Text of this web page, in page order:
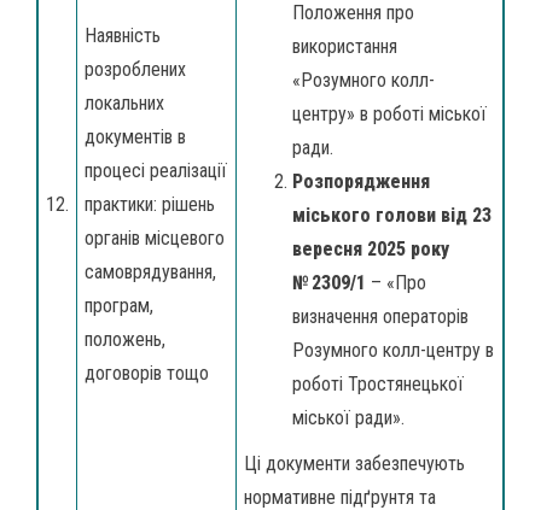
12.
Наявність
розроблених
локальних
документів в
процесі реалізації
практики: рішень
органів місцевого
самоврядування,
програм,
положень,
договорів тощо
Положення про
використання
«Розумного колл-
центру» в роботі міської
ради.
Розпорядження
міського голови від 23
вересня 2025 року
№ 2309/1 – «Про
визначення операторів
Розумного колл-центру в
роботі Тростянецької
міської ради».
Ці документи забезпечують
нормативне підґрунтя та